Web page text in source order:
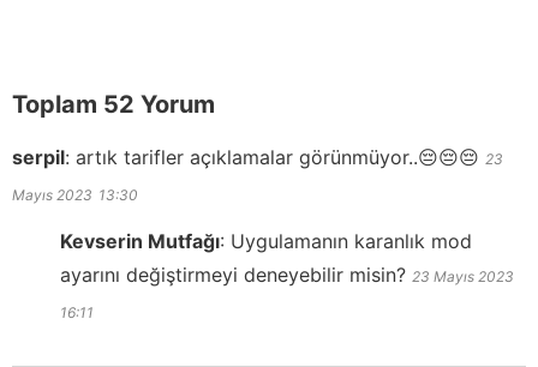
Toplam 52 Yorum
serpil: artık tarifler açıklamalar görünmüyor..😔😔😔 23
Mayıs 2023 13:30
Kevserin Mutfağı: Uygulamanın karanlık mod
ayarını değiştirmeyi deneyebilir misin? 23 Mayıs 2023
16:11